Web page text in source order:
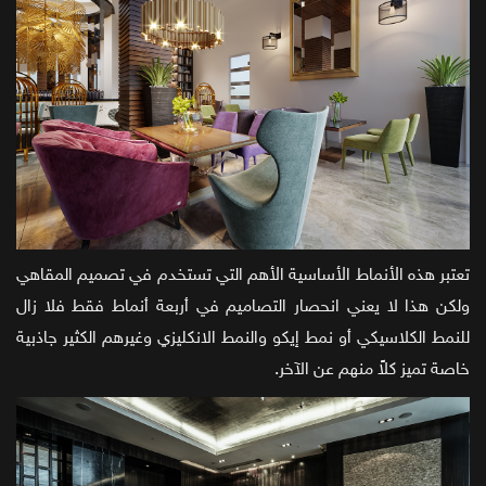
تعتبر هذه الأنماط الأساسية الأهم التي تستخدم في تصميم المقاهي
ولكن هذا لا يعني انحصار التصاميم في أربعة أنماط فقط فلا زال
للنمط الكلاسيكي أو نمط إيكو والنمط الانكليزي وغيرهم الكثير جاذبية
خاصة تميز كلاً منهم عن الآخر.